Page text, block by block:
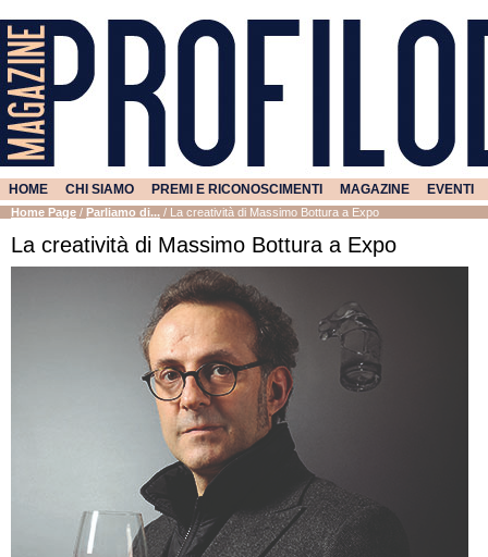
HOME CHI SIAMO PREMI E RICONOSCIMENTI MAGAZINE EVENTI
Home Page / Parliamo di... / La creatività di Massimo Bottura a Expo
La creatività di Massimo Bottura a Expo